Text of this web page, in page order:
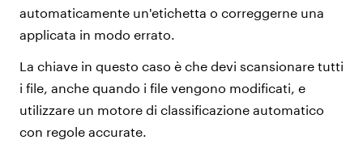
automaticamente un'etichetta o correggerne una
applicata in modo errato.
La chiave in questo caso è che devi scansionare tutti
i file, anche quando i file vengono modificati, e
utilizzare un motore di classificazione automatico
con regole accurate.